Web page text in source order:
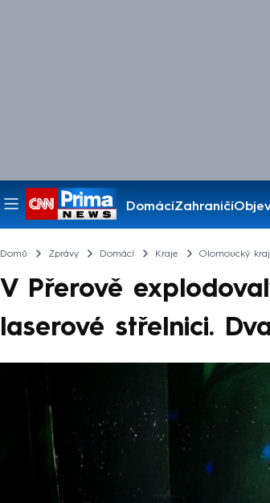
DomácíZahraničí
Pořady
Domů Zprávy Domácí Kraje Olomoucký kraj
V Přerově
laserové střelnici.